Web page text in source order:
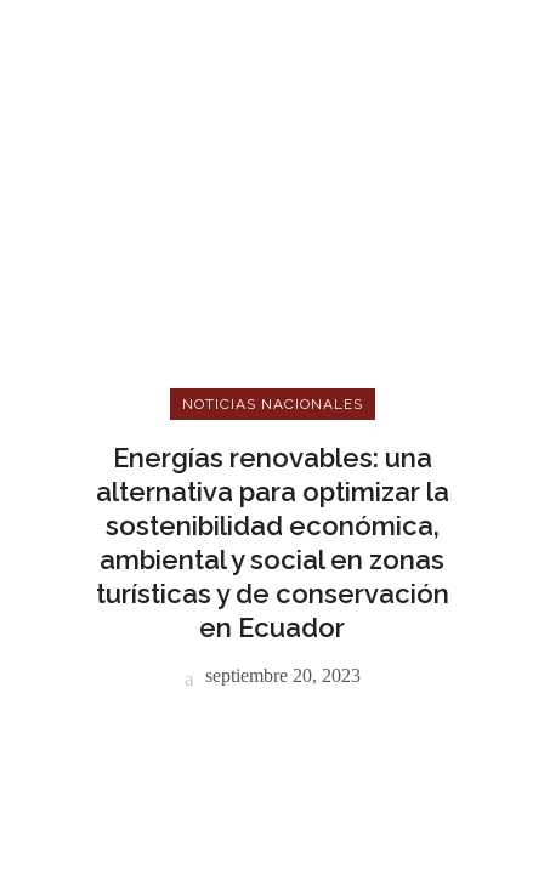
NOTICIAS NACIONALES
Energías renovables: una
alternativa para optimizar la
sostenibilidad económica,
ambiental y social en zonas
turísticas y de conservación
en Ecuador
septiembre 20, 2023